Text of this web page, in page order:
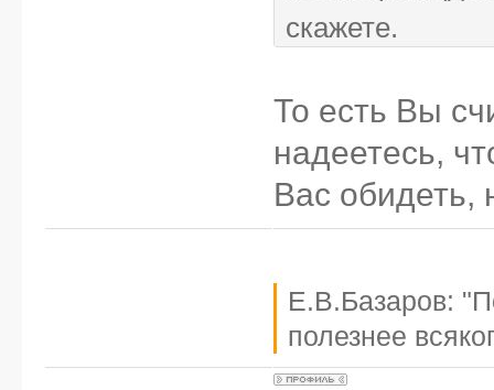
скажете.
То есть Вы
надеетесь,
Вас обидеть,
Е.В.Базаров:
полезнее